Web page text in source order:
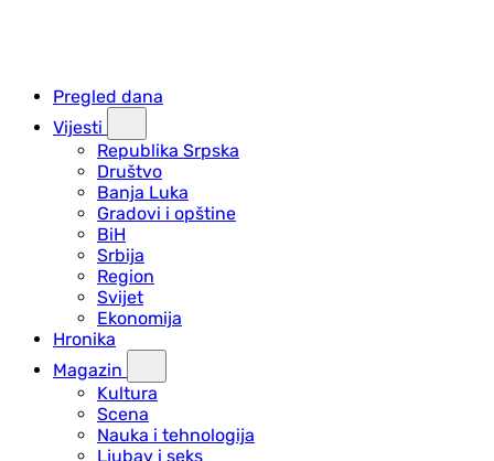
Pregled dana
Vijesti
Republika Srpska
Društvo
Banja Luka
Gradovi i opštine
BiH
Srbija
Region
Svijet
Ekonomija
Hronika
Magazin
Kultura
Scena
Nauka i tehnologija
Ljubav i seks